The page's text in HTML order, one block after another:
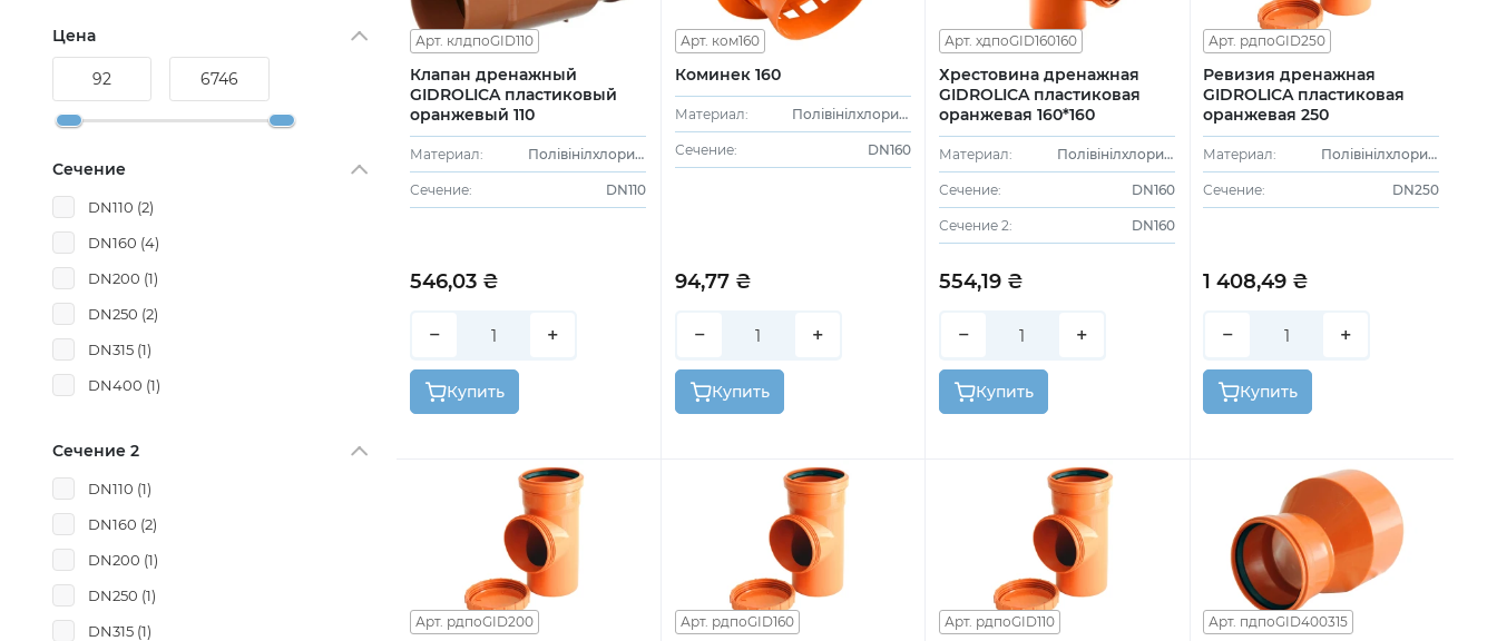
Цена
Сечение
DN110 (2)
DN160 (4)
DN200 (1)
DN250 (2)
DN315 (1)
DN400 (1)
Сечение 2
DN110 (1)
DN160 (2)
DN200 (1)
DN250 (1)
DN315 (1)
Арт. клдпоGID110
Клапан дренажный
GIDROLICA пластиковый
оранжевый 110
Материал: Полівінілхлорид (ПВХ)
Сечение: DN110
546,03 ₴
− +
Купить
Арт. ком160
Коминек 160
Материал: Полівінілхлорид (ПВХ)
Сечение: DN160
94,77 ₴
− +
Купить
Арт. хдпоGID160160
Хрестовина дренажная
GIDROLICA пластиковая
оранжевая 160*160
Материал: Полівінілхлорид (ПВХ)
Сечение: DN160
Сечение 2: DN160
554,19 ₴
− +
Купить
Арт. рдпоGID250
Ревизия дренажная
GIDROLICA пластиковая
оранжевая 250
Материал: Полівінілхлорид (ПВХ)
Сечение: DN250
1 408,49 ₴
− +
Купить
Арт. рдпоGID200 Арт. рдпоGID160 Арт. рдпоGID110 Арт. пдпоGID400315